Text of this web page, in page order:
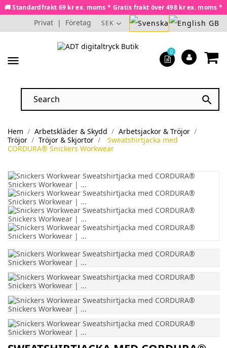
🚚 Standardfrakt 69 kr ex. moms * Gratis frakt över 498 kr ex. moms *
Privat | Företag SEK
menu

0
Hem Arbetskläder & Skydd
Arbetsjackor & Tröjor
Tröjor
Tröjor & Skjortor
Sweatshirtjacka med
CORDURA® Snickers Workwear